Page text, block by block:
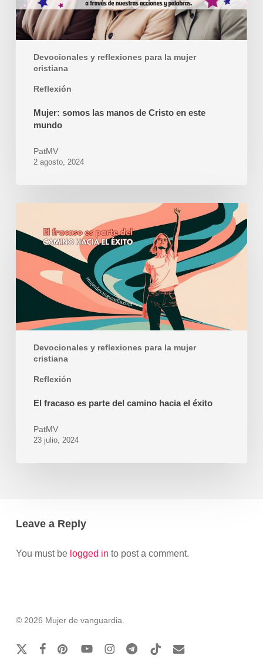
Devocionales y reflexiones para la mujer
cristiana
Reflexión
Cristo
en
este
mundo
Mujer: somos las manos de Cristo en este
mundo
PatMV
2 agosto, 2024
Devocionales y reflexiones para la mujer
cristiana
Reflexión
fracaso
del
camino
el
éxito
El fracaso es parte del camino hacia el éxito
PatMV
23 julio, 2024
Leave a Reply
You must be logged in to post a comment.
© 2026 Mujer de vanguardia.
x-
facebookpinterestyoutubeinstagramtelegramtiktok email